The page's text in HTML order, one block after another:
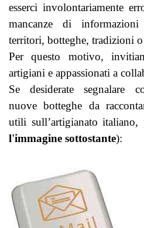
esserci involontariamente
mancanze di
territori, botteghe, tradizioni
Per questo motivo,
artigiani e appassionati a
Se desiderate segnalare
nuove botteghe da
utili sull’artigianato italiano,
l'immagine sottostante):